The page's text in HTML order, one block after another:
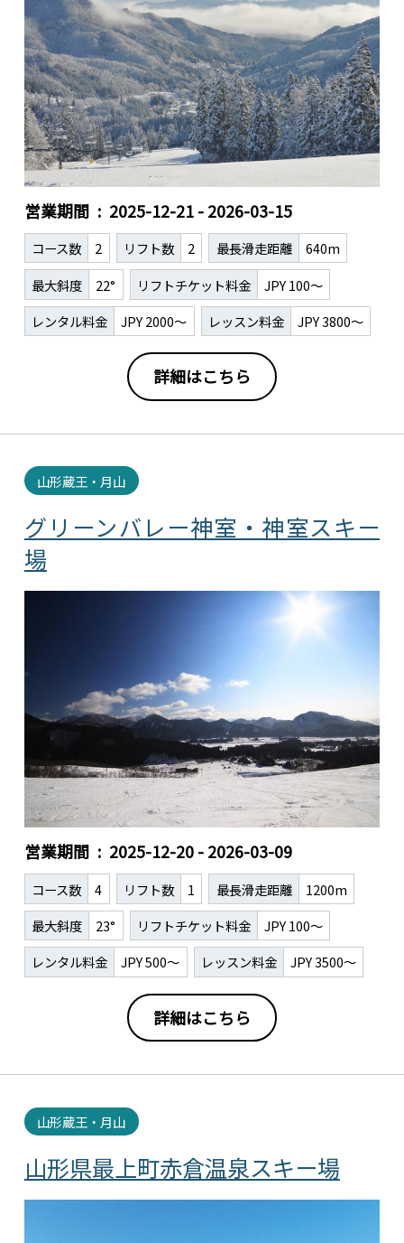
営業期間 2025-12-21 - 2026-03-15
コース数 2 リフト数 2 最長滑走距離
640m
最大斜度
22° リフトチケット料金
JPY 100～
レンタル料金
JPY 2000～ レッスン料金 JPY 3800～
詳細はこちら
グリーンバレー神室・神室スキー
場
山形蔵王・月山
営業期間 2025-12-20 - 2026-03-09
コース数 4 リフト数 1 最長滑走距離
1200m
最大斜度
23° リフトチケット料金
JPY 100～
レンタル料金
JPY 500～ レッスン料金 JPY 3500～
詳細はこちら
山形県最上町赤倉温泉スキー場
山形蔵王・月山